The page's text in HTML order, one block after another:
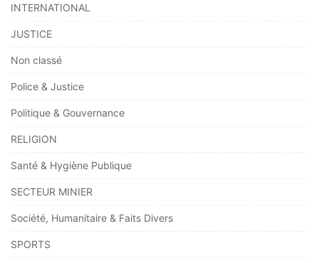
INTERNATIONAL
JUSTICE
Non classé
Police & Justice
Politique & Gouvernance
RELIGION
Santé & Hygiène Publique
SECTEUR MINIER
Société, Humanitaire & Faits Divers
SPORTS